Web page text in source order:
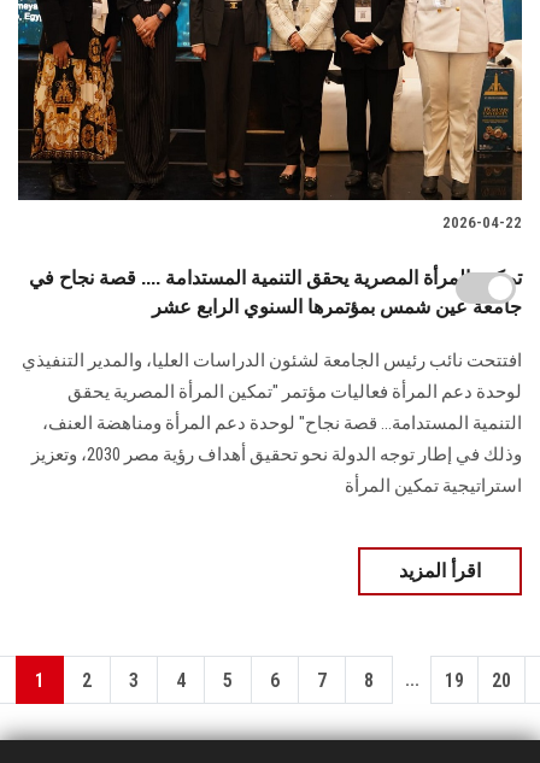
2026-04-22
تمكين المرأة المصرية يحقق التنمية المستدامة .... قصة نجاح في
جامعة عين شمس بمؤتمرها السنوي الرابع عشر
افتتحت نائب رئيس الجامعة لشئون الدراسات العليا، والمدير التنفيذي
لوحدة دعم المرأة فعاليات مؤتمر "تمكين المرأة المصرية يحقق
التنمية المستدامة... قصة نجاح" لوحدة دعم المرأة ومناهضة العنف،
وذلك في إطار توجه الدولة نحو تحقيق أهداف رؤية مصر 2030، وتعزيز
استراتيجية تمكين المرأة
اقرأ المزيد
1 2 3 4 5 6 7 8 ... 19 20